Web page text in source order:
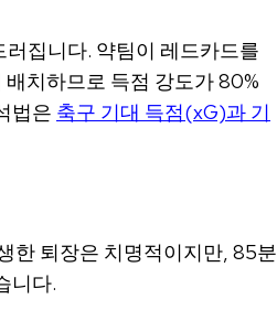
집니다. 약팀이 레드카드를
치하므로 득점 강도가 80%
법은 축구 기대 득점(xG)과 기
한 퇴장은 치명적이지만, 85분
니다.